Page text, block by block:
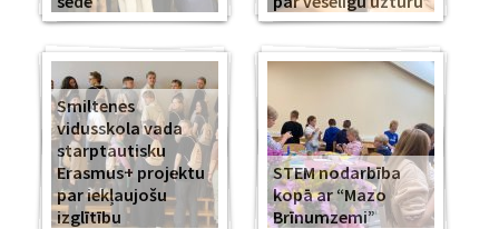
Smiltenes
vidusskola vada
starptautisku
Erasmus+ projektu
par iekļaujošu
izglītību
STEM nodarbība
kopā ar “Mazo
Brīnumzemi”